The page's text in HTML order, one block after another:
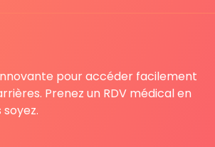
pour accéder facilement
Prenez un RDV médical en
soyez.